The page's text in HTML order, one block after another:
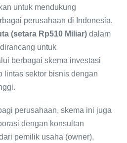
untuk mendukung
perusahaan di Indonesia.
(setara Rp510 Miliar) dalam
untuk
berbagai skema investasi
lintas sektor bisnis dengan
perusahaan, skema ini juga
dengan konsultan
pemilik usaha (owner),